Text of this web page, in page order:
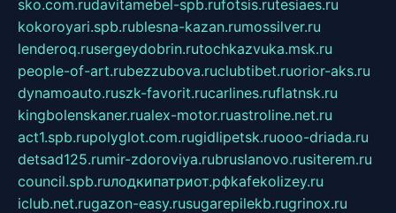
sko.com.rudavitamebel-spb.rufotsis.rutesiaes.ru
kokoroyari.spb.rublesna-kazan.rumossilver.ru
lenderoq.rusergeydobrin.rutochkazvuka.msk.ru
people-of-art.rubezzubova.ruclubtibet.ruorior-aks.ru
dynamoauto.ruszk-favorit.rucarlines.ruflatnsk.ru
kingbolenskaner.rualex-motor.ruastroline.net.ru
act1.spb.rupolyglot.com.rugidlipetsk.ruooo-driada.ru
detsad125.rumir-zdoroviya.rubruslanovo.rusiterem.ru
council.spb.ruлодкипатриот.рфkafekolizey.ru
iclub.net.rugazon-easy.rusugarepilekb.rugrinox.ru